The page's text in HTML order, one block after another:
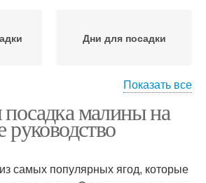
Дни для посадки
Почвы для посадки
Особенности при
Показать все
малины на
руководство
самых популярных ягод, которые